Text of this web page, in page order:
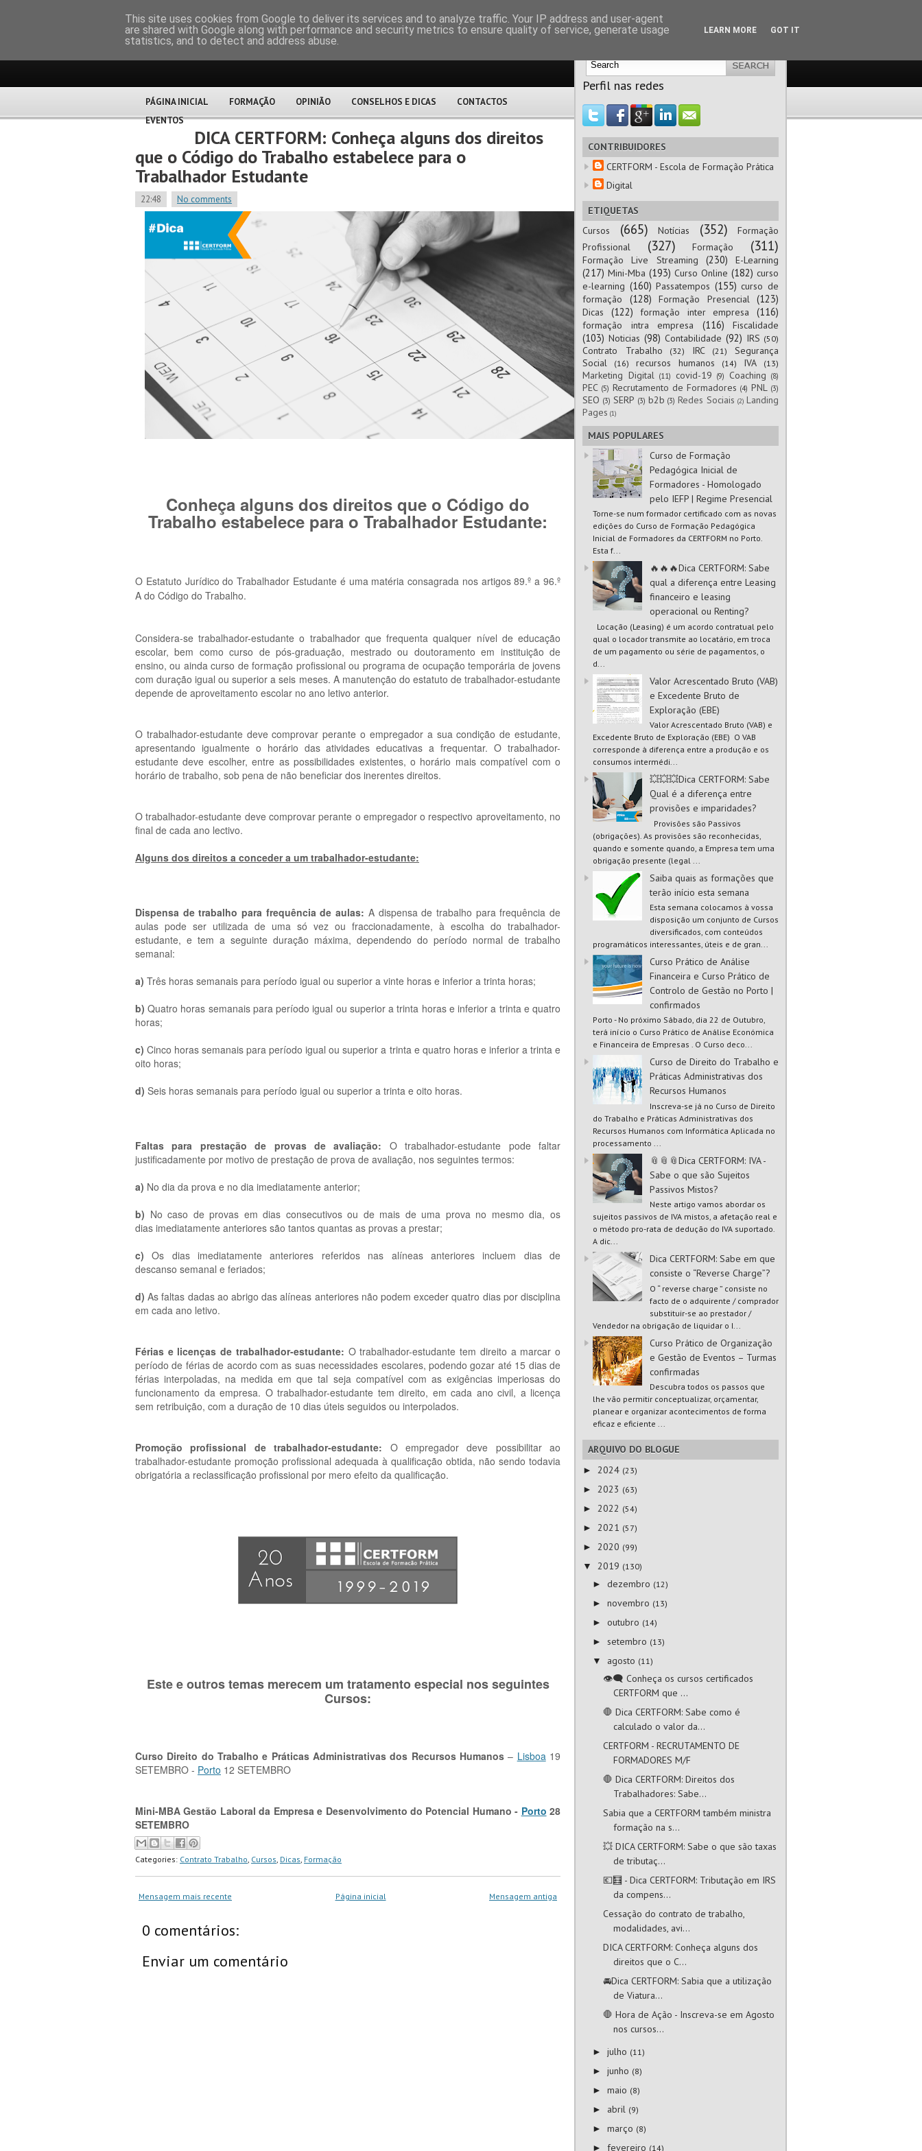
CERTFORM
PÁGINA INICIAL FORMAÇÃO OPINIÃO CONSELHOS E DICAS
CONTACTOS
EVENTOS
DICA CERTFORM: Conheça alguns dos direitos
que o Código do Trabalho estabelece para o
Trabalhador Estudante
22:48 No comments
Conheça alguns dos direitos que o Código do
Trabalho estabelece para o Trabalhador Estudante:
O Estatuto Jurídico do Trabalhador Estudante é uma matéria consagrada nos artigos 89.º a 96.º
A do Código do Trabalho.
Considera-se trabalhador-estudante o trabalhador que frequenta qualquer nível de educação
escolar, bem como curso de pós-graduação, mestrado ou doutoramento em instituição de
ensino, ou ainda curso de formação profissional ou programa de ocupação temporária de jovens
com duração igual ou superior a seis meses. A manutenção do estatuto de trabalhador-estudante
depende de aproveitamento escolar no ano letivo anterior.
O trabalhador-estudante deve comprovar perante o empregador a sua condição de estudante,
apresentando igualmente o horário das atividades educativas a frequentar. O trabalhador-
estudante deve escolher, entre as possibilidades existentes, o horário mais compatível com o
horário de trabalho, sob pena de não beneficiar dos inerentes direitos.
O trabalhador-estudante deve comprovar perante o empregador o respectivo aproveitamento, no
final de cada ano lectivo.
Alguns dos direitos a conceder a um trabalhador-estudante:
Dispensa de trabalho para frequência de aulas: A dispensa de trabalho para frequência de
aulas pode ser utilizada de uma só vez ou fraccionadamente, à escolha do trabalhador-
estudante, e tem a seguinte duração máxima, dependendo do período normal de trabalho
semanal:
a) Três horas semanais para período igual ou superior a vinte horas e inferior a trinta horas;
b) Quatro horas semanais para período igual ou superior a trinta horas e inferior a trinta e quatro
horas;
c) Cinco horas semanais para período igual ou superior a trinta e quatro horas e inferior a trinta e
oito horas;
d) Seis horas semanais para período igual ou superior a trinta e oito horas.
Faltas para prestação de provas de avaliação: O trabalhador-estudante pode faltar
justificadamente por motivo de prestação de prova de avaliação, nos seguintes termos:
a) No dia da prova e no dia imediatamente anterior;
b) No caso de provas em dias consecutivos ou de mais de uma prova no mesmo dia, os
dias imediatamente anteriores são tantos quantas as provas a prestar;
c) Os dias imediatamente anteriores referidos nas alíneas anteriores incluem dias de
descanso semanal e feriados;
d) As faltas dadas ao abrigo das alíneas anteriores não podem exceder quatro dias por disciplina
em cada ano letivo.
Férias e licenças de trabalhador-estudante: O trabalhador-estudante tem direito a marcar o
período de férias de acordo com as suas necessidades escolares, podendo gozar até 15 dias de
férias interpoladas, na medida em que tal seja compatível com as exigências imperiosas do
funcionamento da empresa. O trabalhador-estudante tem direito, em cada ano civil, a licença
sem retribuição, com a duração de 10 dias úteis seguidos ou interpolados.
Promoção profissional de trabalhador-estudante: O empregador deve possibilitar ao
trabalhador-estudante promoção profissional adequada à qualificação obtida, não sendo todavia
obrigatória a reclassificação profissional por mero efeito da qualificação.
Este e outros temas merecem um tratamento especial nos seguintes
Cursos:
Curso Direito do Trabalho e Práticas Administrativas dos Recursos Humanos – Lisboa19
SETEMBRO - Porto 12 SETEMBRO
Mini-MBA Gestão Laboral da Empresa e Desenvolvimento do Potencial Humano - Porto 28
SETEMBRO
Categories: Contrato Trabalho, Cursos, Dicas, Formação
Mensagem mais recente Mensagem antiga
Página inicial
0 comentários:
Enviar um comentário
Perfil nas redes
CONTRIBUIDORES
CERTFORM - Escola de Formação Prática
Digital
ETIQUETAS
Cursos
(665) Notícias (352)
Formação
Profissional
(327) Formação (311)
Formação Live Streaming (230) E-Learning
(217) Mini-Mba (193) Curso Online (182) curso
e-learning (160) Passatempos (155) curso de
formação
(128) Formação Presencial (123)
Dicas (122) formação inter empresa (116)
formação intra empresa (116) Fiscalidade
(103) Noticias (98) Contabilidade (92) IRS (50)
Contrato Trabalho (32) IRC (21)
Segurança
Social
(16) recursos humanos (14) IVA (13)
Marketing Digital (11) covid-19 (9) Coaching (8)
PEC (5) Recrutamento de Formadores (4) PNL (3)
SEO (3) SERP (3) b2b (3) Redes Sociais (2) Landing
Pages (1)
MAIS POPULARES
Curso de Formação
Pedagógica Inicial de
Formadores - Homologado
pelo IEFP | Regime Presencial
Torne-se num formador certificado com as novas
edições do Curso de Formação Pedagógica
Inicial de Formadores da CERTFORM no Porto.
Esta f...
🔥🔥🔥Dica CERTFORM: Sabe
qual a diferença entre Leasing
financeiro e leasing
operacional ou Renting?
Locação (Leasing) é um acordo contratual pelo
qual o locador transmite ao locatário, em troca
de um pagamento ou série de pagamentos, o
d...
Valor Acrescentado Bruto (VAB)
e Excedente Bruto de
Exploração (EBE)
Valor Acrescentado Bruto (VAB) e
Excedente Bruto de Exploração (EBE) O VAB
corresponde à diferença entre a produção e os
consumos intermédi...
💥💥💥Dica CERTFORM: Sabe
Qual é a diferença entre
provisões e imparidades?
Provisões são Passivos
(obrigações). As provisões são reconhecidas,
quando e somente quando, a Empresa tem uma
obrigação presente (legal ...
Saiba quais as formações que
terão início esta semana
Esta semana colocamos à vossa
disposição um conjunto de Cursos
diversificados, com conteúdos
programáticos interessantes, úteis e de gran...
Curso Prático de Análise
Financeira e Curso Prático de
Controlo de Gestão no Porto |
confirmados
Porto - No próximo Sábado, dia 22 de Outubro,
terá início o Curso Prático de Análise Económica
e Financeira de Empresas . O Curso deco...
Curso de Direito do Trabalho e
Práticas Administrativas dos
Recursos Humanos
Inscreva-se já no Curso de Direito
do Trabalho e Práticas Administrativas dos
Recursos Humanos com Informática Aplicada no
processamento ...
📎📎📎Dica CERTFORM: IVA -
Sabe o que são Sujeitos
Passivos Mistos?
Neste artigo vamos abordar os
sujeitos passivos de IVA mistos, a afetação real e
o método pro-rata de dedução do IVA suportado.
A dic...
Dica CERTFORM: Sabe em que
consiste o “Reverse Charge”?
O “ reverse charge ” consiste no
facto de o adquirente / comprador
substituir-se ao prestador /
Vendedor na obrigação de liquidar o I...
Curso Prático de Organização
e Gestão de Eventos – Turmas
confirmadas
Descubra todos os passos que
lhe vão permitir conceptualizar, orçamentar,
planear e organizar acontecimentos de forma
eficaz e eficiente ...
ARQUIVO DO BLOGUE
► 2024 (23)
► 2023 (63)
► 2022 (54)
► 2021 (57)
► 2020 (99)
▼ 2019 (130)
►dezembro (12)
►novembro (13)
►outubro (14)
► setembro (13)
▼ agosto (11)
👁‍🗨 Conheça os cursos certificados
CERTFORM que ...
🛑 Dica CERTFORM: Sabe como é
calculado o valor da...
CERTFORM - RECRUTAMENTO DE
FORMADORES M/F
🛑 Dica CERTFORM: Direitos dos
Trabalhadores: Sabe...
Sabia que a CERTFORM também ministra
formação na s...
💥 DICA CERTFORM: Sabe o que são taxas
de tributaç...
💶🧮 - Dica CERTFORM: Tributação em IRS
da compens...
Cessação do contrato de trabalho,
modalidades, avi...
DICA CERTFORM: Conheça alguns dos
direitos que o C...
🚘Dica CERTFORM: Sabia que a utilização
de Viatura...
🛑 Hora de Ação - Inscreva-se em Agosto
nos cursos...
►julho (11)
►junho (8)
►maio (8)
► abril (9)
►março (8)
►fevereiro (14)
This site uses cookies from Google to deliver its services and to analyze traffic. Your IP address and user-agent
are shared with Google along with performance and security metrics to ensure quality of service, generate usage
statistics, and to detect and address abuse.
LEARN MORE GOT IT